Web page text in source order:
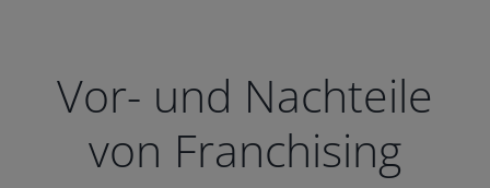
Vor- und Nachteile
von Franchising